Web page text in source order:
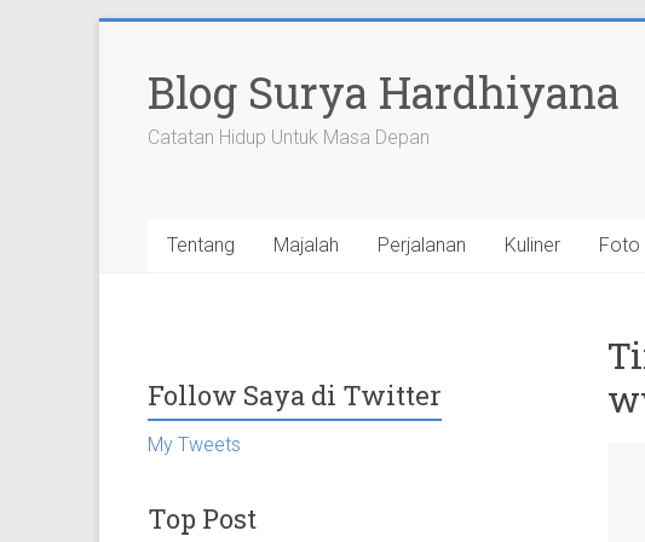
contentBlog Surya Hardhiyana
Catatan Hidup Untuk Masa Depan
Tentang Majalah Perjalanan Kuliner Foto
Follow Saya di Twitter
My Tweets
Top Post